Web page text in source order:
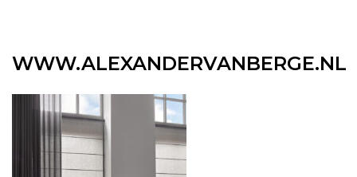
WWW.ALEXANDERVANBERGE.NL